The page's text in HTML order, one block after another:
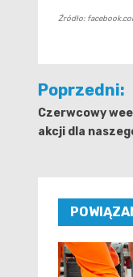
Źródło:
wpisu
Poprzedni:
Czerwcowy
akcji dla